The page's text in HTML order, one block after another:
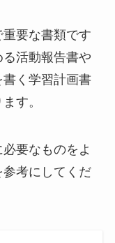
要な書類です
活動報告書や
く学習計画書
す。
要なものをよ
参考にしてくだ